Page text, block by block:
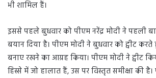
भी शामिल हैं।
इससे पहले बुधवार को पीएम नरेंद्र मोदी ने पहली
बयान दिया है। पीएम मोदी ने बुधवार को ट्वीट
बनाए रखने का आग्रह किया। पीएम मोदी ने ट्वीट
हिस्से में जो हालात हैं, उस पर विस्तृत समीक्षा की